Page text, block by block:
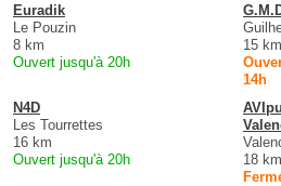
Euradik
Le Pouzin
8 km
Ouvert jusqu'à 20h
15 km
14h
N4D
Les Tourrettes
16 km
Ouvert jusqu'à 20h
18 km